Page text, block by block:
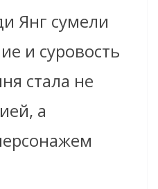
Янг сумели
и суровость
стала не
а